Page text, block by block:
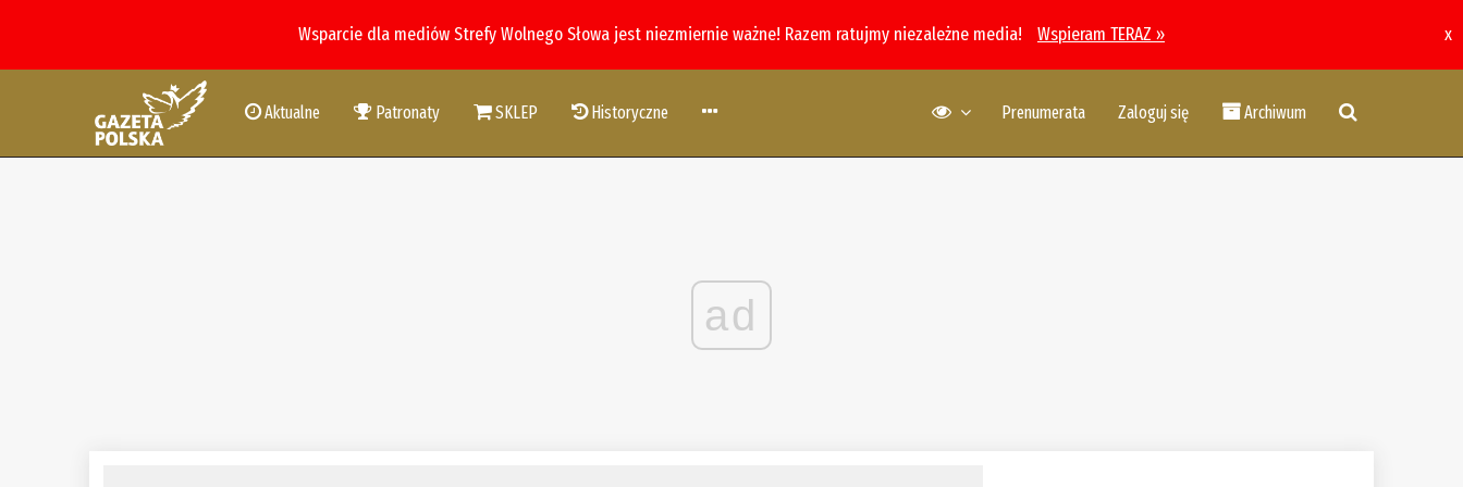
Wsparcie dla mediów Strefy Wolnego Słowa jest niezmiernie ważne! Razem ratujmy niezależne media! Wspieram TERAZ » x
Aktualne Patronaty SKLEP Historyczne Prenumerata Zaloguj się Archiwum
ad